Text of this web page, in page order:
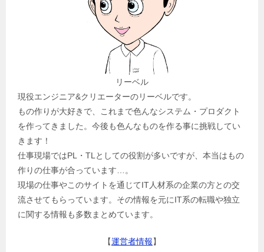
リーベル
現役エンジニア&クリエーターのリーベルです。
もの作りが大好きで、これまで色んなシステム・プロダクト
を作ってきました。今後も色んなものを作る事に挑戦してい
きます！
仕事現場ではPL・TLとしての役割が多いですが、本当はもの
作りの仕事が合っています…。
現場の仕事やこのサイトを通じてIT人材系の企業の方との交
流させてもらっています。その情報を元にIT系の転職や独立
に関する情報も多数まとめています。
【運営者情報】